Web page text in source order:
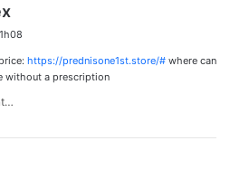
t
:
https://prednisone1st.store/# where can
without a prescription